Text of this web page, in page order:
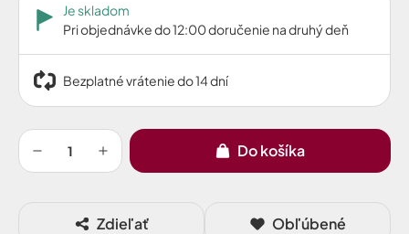
Je skladom
Pri objednávke do 12:00 doručenie na druhý deň
Bezplatné vrátenie do 14 dní
Do košíka
Zdieľať Obľúbené